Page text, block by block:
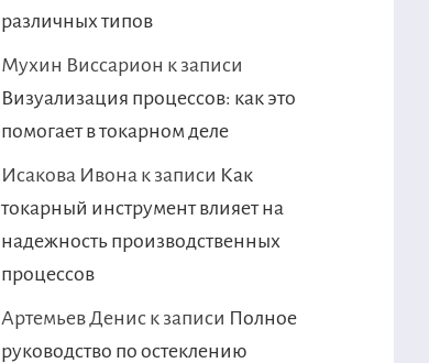
различных типов
Мухин Виссарион к записи
Визуализация процессов: как это
помогает в токарном деле
Исакова Ивона к записи Как
токарный инструмент влияет на
надежность производственных
процессов
Артемьев Дениск записи Полное
руководство по остеклению